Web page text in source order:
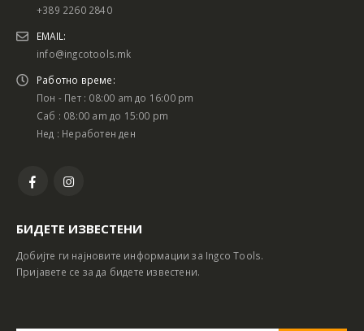
+389 2260 2840
EMAIL:
info@ingcotools.mk
Работно време:
Пон - Пет : 08:00 am до 16:00 pm
Саб : 08:00 am до 15:00 pm
Нед : Неработен ден
БИДЕТЕ ИЗВЕСТЕНИ
Добијте ги најновите информации за Ingco Tools.
Пријавете се за да бидете известени.